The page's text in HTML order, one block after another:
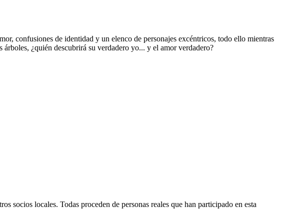
confusiones de identidad y un elenco de personajes excéntricos, todo ello mientras
¿quién descubrirá su verdadero yo... y el amor verdadero?
socios locales. Todas proceden de personas reales que han participado en esta